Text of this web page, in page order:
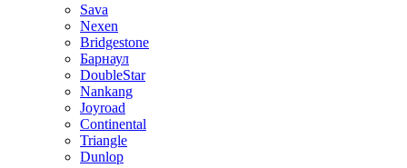
Sava
Nexen
Bridgestone
Барнаул
DoubleStar
Nankang
Joyroad
Continental
Triangle
Dunlop